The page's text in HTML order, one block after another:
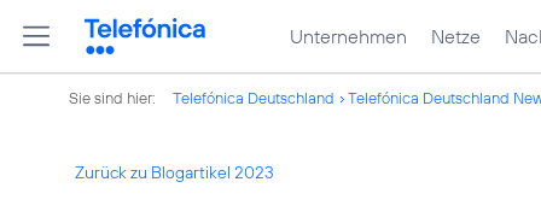
Unternehmen Netze
Sie sind hier: Telefónica Deutschland Telefónica Deutschland
Zurück zu Blogartikel 2023